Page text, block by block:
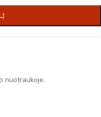
nuotraukoje.